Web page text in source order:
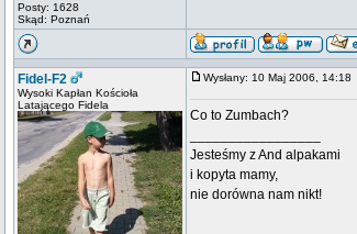
Posty: 1628
Skąd: Poznań
Fidel-F2
Wysoki Kapłan Kościoła
Latającego Fidela
Wysłany: 10 Maj 2006, 14:18
Co to Zumbach?
Jesteśmy z And alpakami
i kopyta mamy,
nie dorówna nam nikt!